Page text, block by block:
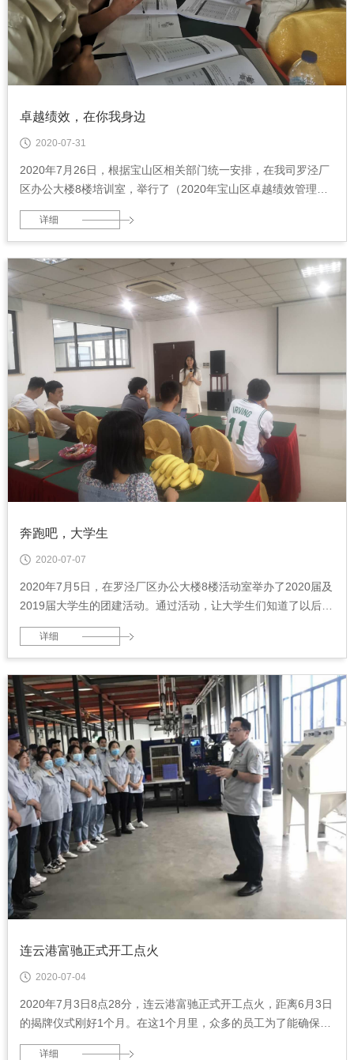
卓越绩效，在你我身边
2020-07-31
2020年7月26日，根据宝山区相关部门统一安排，在我司罗泾厂
区办公大楼8楼培训室，举行了（2020年宝山区卓越绩效管理孵
化暨GB/T19580 标准专题培训）的（KPI指标体系）培训。
详细
奔跑吧，大学生
2020-07-07
2020年7月5日，在罗泾厂区办公大楼8楼活动室举办了2020届及
2019届大学生的团建活动。通过活动，让大学生们知道了以后在
富驰的发展方向并且加深了彼此的友谊，为从校园往职场转变打
下了坚实的基础。
详细
连云港富驰正式开工点火
2020-07-04
2020年7月3日8点28分，连云港富驰正式开工点火，距离6月3日
的揭牌仪式刚好1个月。在这1个月里，众多的员工为了能确保准
时开工点火，做出了很大牺牲。
详细